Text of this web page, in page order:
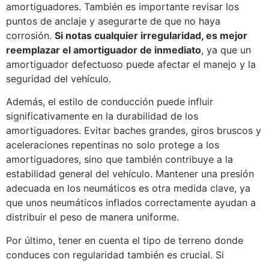
amortiguadores. También es importante revisar los
puntos de anclaje y asegurarte de que no haya
corrosión. Si notas cualquier irregularidad, es mejor
reemplazar el amortiguador de inmediato, ya que un
amortiguador defectuoso puede afectar el manejo y la
seguridad del vehículo.
Además, el estilo de conducción puede influir
significativamente en la durabilidad de los
amortiguadores. Evitar baches grandes, giros bruscos y
aceleraciones repentinas no solo protege a los
amortiguadores, sino que también contribuye a la
estabilidad general del vehículo. Mantener una presión
adecuada en los neumáticos es otra medida clave, ya
que unos neumáticos inflados correctamente ayudan a
distribuir el peso de manera uniforme.
Por último, tener en cuenta el tipo de terreno donde
conduces con regularidad también es crucial. Si